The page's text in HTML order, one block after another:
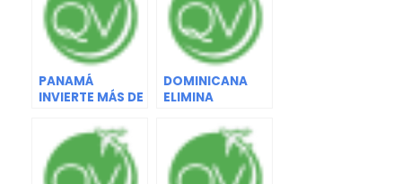
PANAMÁ
INVIERTE MÁS DE
TURISMO
DOMINICANA
ELIMINA
BIOSEGURIDAD